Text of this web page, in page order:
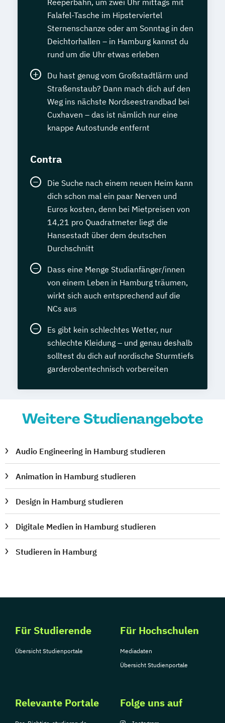
Reeperbahn, um zwei Uhr mittags mit
Falafel-Tasche im Hipsterviertel
Sternenschanze oder am Sonntag in den
Deichtorhallen – in Hamburg kannst du
rund um die Uhr etwas erleben
Du hast genug vom Großstadtlärm und
Straßenstaub? Dann mach dich auf den
Weg ins nächste Nordseestrandbad bei
Cuxhaven – das ist nämlich nur eine
knappe Autostunde entfernt
Contra
Die Suche nach einem neuen Heim kann
dich schon mal ein paar Nerven und
Euros kosten, denn bei Mietpreisen von
14,21 pro Quadratmeter liegt die
Hansestadt über dem deutschen
Durchschnitt
Dass eine Menge Studianfänger/innen
von einem Leben in Hamburg träumen,
wirkt sich auch entsprechend auf die
NCs aus
Es gibt kein schlechtes Wetter, nur
schlechte Kleidung – und genau deshalb
solltest du dich auf nordische Sturmtiefs
garderobentechnisch vorbereiten
Weitere Studienangebote
Audio Engineering in Hamburg studieren
Animation in Hamburg studieren
Design in Hamburg studieren
Digitale Medien in Hamburg studieren
Studieren in Hamburg
Für Studierende
Übersicht Studienportale
Für Hochschulen
Mediadaten
Übersicht Studienportale
Relevante Portale Folge uns auf